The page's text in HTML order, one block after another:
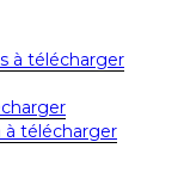
à télécharger
à télécharger